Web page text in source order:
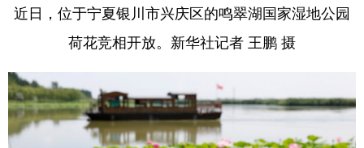
近日，位于宁夏银川市兴庆区的鸣翠湖国家湿地公园
荷花竞相开放。新华社记者 王鹏 摄